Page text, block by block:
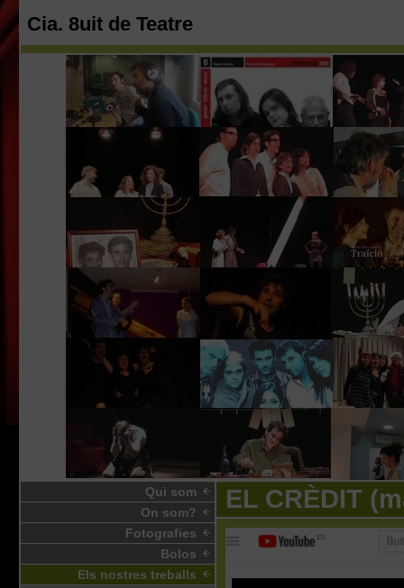
Cia. 8uit de Teatre
Qui som
On som?
Fotografies
Bolos
Els nostres treballs
EL CRÈDIT